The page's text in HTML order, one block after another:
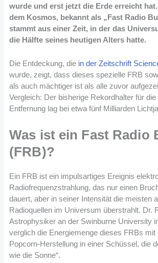
wurde und erst jetzt die Erde erreicht
dem Kosmos, bekannt als „Fast Radio
stammt aus einer Zeit, in der das
die Hälfte seines heutigen Alters hatte.
Die Entdeckung, die in der Zeitschrift
wurde, zeigt, dass dieses spezielle FRB
als auch mächtiger ist als alle zuvor
Vergleich: Der bisherige Rekordhalter für
Entfernung lag bei etwa fünf Milliarden
Was ist ein Fast Radio
(FRB)?
Ein FRB ist ein impulsartiges Ereignis
Radiofrequenzstrahlung, das nur einen
dauert, aber in seiner Intensität die meisten
Radioquellen im Universum überstrahlt. Dr.
Astrophysiker an der Swinburne University
verglich die Energiemenge dieses FRBs mit
Popcorn-Herstellung in einer Schüssel, die
wie die Sonne“.